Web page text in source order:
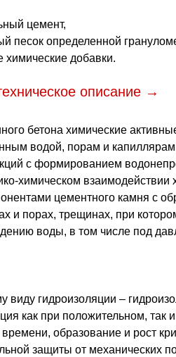
цемент,
песок определенной
химические добавки.
описание
бетона химические
водой, порам и
с формированием
химическом взаимодействии
цементного камня с
и порах, трещинах, при
воды, в том числе под
виду гидроизоляции –
как при положительном, так
образование и рост
защиты от механических